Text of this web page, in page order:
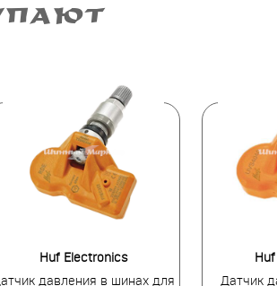
Huf Electronics
давления в шинах для
Датчик